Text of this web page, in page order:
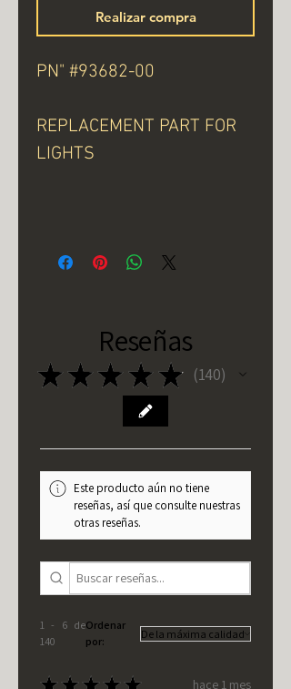
Realizar compra
PN" #93682-00
REPLACEMENT PART FOR
LIGHTS
Reseñas
★ ★ ★ ★ ★ 140
140
Este producto aún no tiene
reseñas, así que consulte nuestras
otras reseñas.
1 - 6 de
140
Ordenar
por:
hace 1 mes